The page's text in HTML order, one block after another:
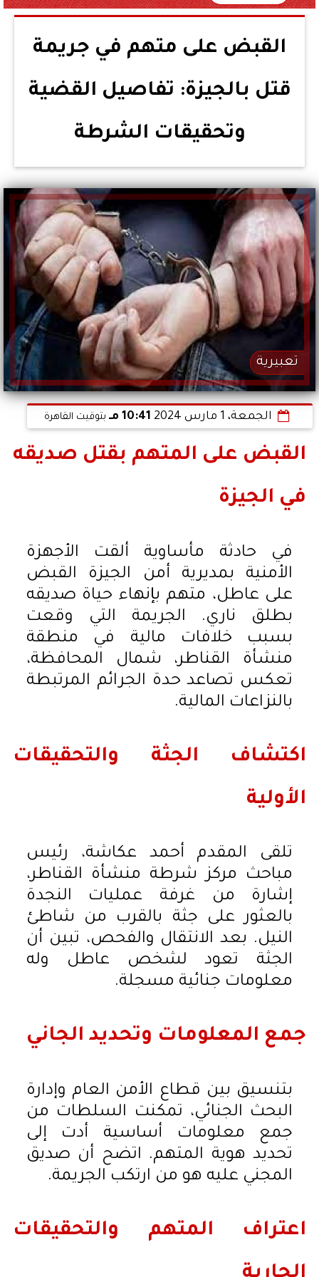
القبض على متهم في جريمة
قتل بالجيزة: تفاصيل القضية
وتحقيقات الشرطة
تعبيرية
الجمعة، 1 مارس 2024 10:41 مـ بتوقيت القاهرة
القبض على المتهم بقتل صديقه
في الجيزة
في حادثة مأساوية ألقت الأجهزة
الأمنية بمديرية أمن الجيزة القبض
على عاطل، متهم بإنهاء حياة صديقه
بطلق ناري. الجريمة التي وقعت
بسبب خلافات مالية في منطقة
منشأة القناطر، شمال المحافظة،
تعكس تصاعد حدة الجرائم المرتبطة
بالنزاعات المالية.
اكتشاف الجثة والتحقيقات
الأولية
تلقى المقدم أحمد عكاشة، رئيس
مباحث مركز شرطة منشأة القناطر،
إشارة من غرفة عمليات النجدة
بالعثور على جثة بالقرب من شاطئ
النيل. بعد الانتقال والفحص، تبين أن
الجثة تعود لشخص عاطل وله
معلومات جنائية مسجلة.
جمع المعلومات وتحديد الجاني
بتنسيق بين قطاع الأمن العام وإدارة
البحث الجنائي، تمكنت السلطات من
جمع معلومات أساسية أدت إلى
تحديد هوية المتهم. اتضح أن صديق
المجني عليه هو من ارتكب الجريمة.
اعتراف المتهم والتحقيقات